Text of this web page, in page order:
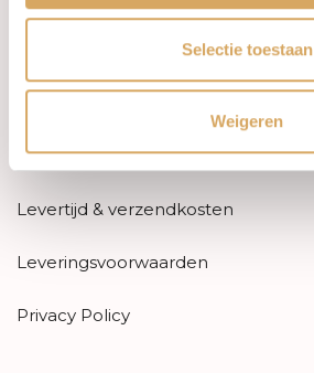
Selectie toestaan
Weigeren
Algemene voorwaarden
Levertijd & verzendkosten
Leveringsvoorwaarden
Privacy Policy